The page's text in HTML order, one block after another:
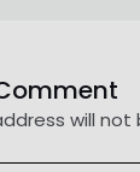
will not